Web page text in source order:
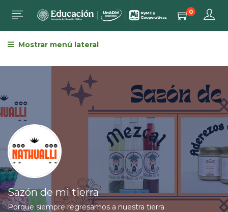
0
Mostrar menú lateral
Sazón de mi tierra
Porque siempre regresamos a nuestra tierra